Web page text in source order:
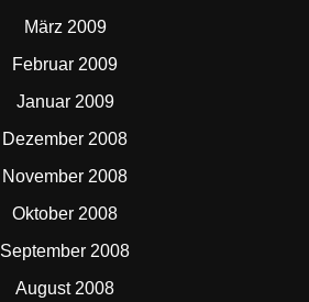
März 2009
Februar 2009
Januar 2009
Dezember 2008
November 2008
Oktober 2008
September 2008
August 2008